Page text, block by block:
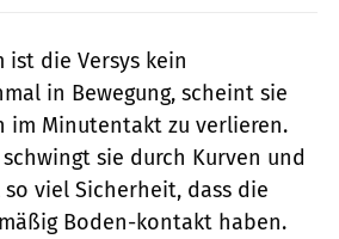
ist die Versys kein
in Bewegung, scheint sie
im Minutentakt zu verlieren.
sie durch Kurven und
viel Sicherheit, dass die
Boden-kontakt haben.